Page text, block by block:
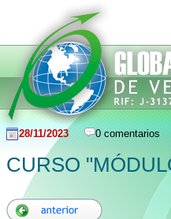
28/11/2023 0 comentarios
CURSO